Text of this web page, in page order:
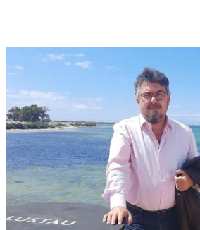
Hermandad de Penitencia de la
que procesiona el Lunes Santo por
Barbate.